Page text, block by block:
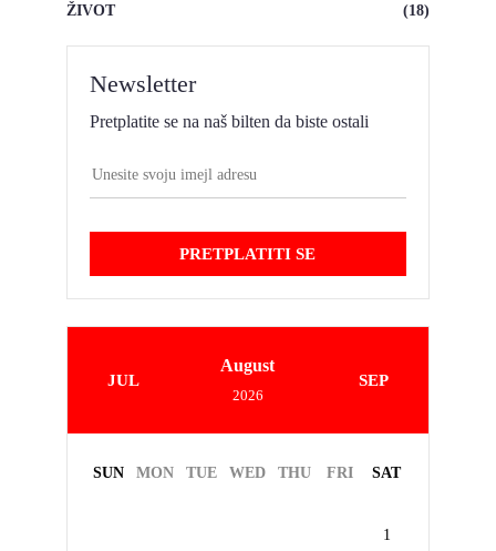
ŽIVOT
(18)
Newsletter
Pretplatite se na naš bilten da biste ostali
PRETPLATITI SE
JUL
August
2026
SEP
SUN MON TUE WED THU FRI SAT
1